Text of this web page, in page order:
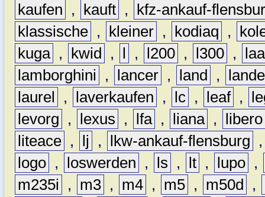
kaufen
, kauft ,
kfz-ankauf-
klassische , kleiner , kodiaq ,
kuga , kwid , l , l200 , l300 ,
lamborghini
, lancer , land ,
laurel
, laverkaufen , lc , leaf ,
levorg
, lexus , lfa , liana ,
libero
liteace , lj , lkw-ankauf-flensburg
logo , loswerden , ls , lt , lupo ,
m235i
, m3 , m4 , m5 , m50d ,